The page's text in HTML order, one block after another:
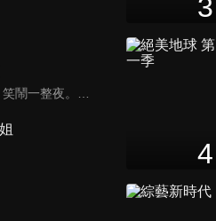
3
4